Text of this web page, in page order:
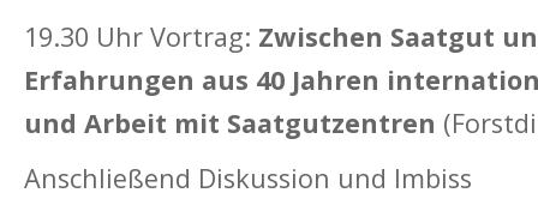
19.30 Uhr Vortrag: Zwischen Saatgut
Erfahrungen aus 40 Jahren
und Arbeit mit Saatgutzentren
Anschließend Diskussion und Imbiss